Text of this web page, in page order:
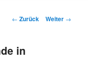
Beitrags-Navigation
← Zurück Weiter →
in